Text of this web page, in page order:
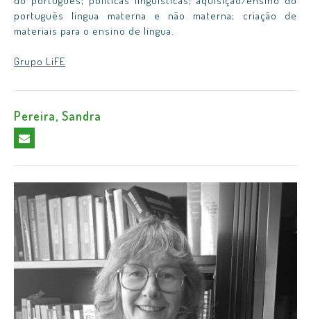
português língua materna e não materna; criação de
materiais para o ensino de língua.
Grupo LiFE
Pereira, Sandra